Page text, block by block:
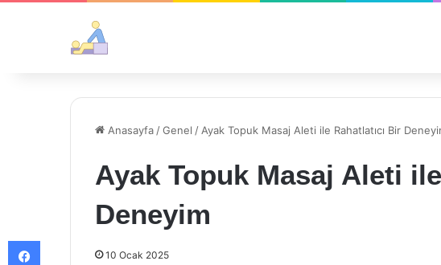
Anasayfa /Genel / Ayak Topuk Masaj Aleti ile Rahatlatıcı Bir
Ayak Topuk Masaj Aleti
Deneyim
10 Ocak 2025
Facebook